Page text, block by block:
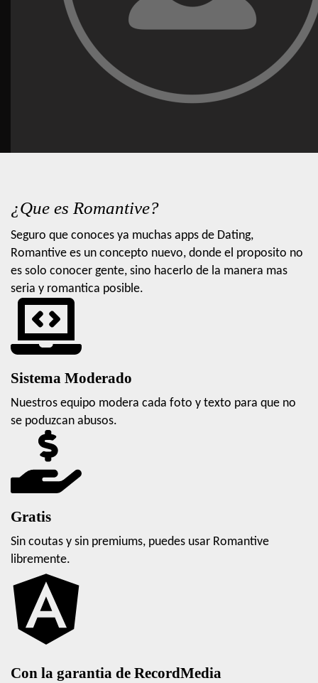
¿Que es Romantive?
Seguro que conoces ya muchas apps de Dating,
Romantive es un concepto nuevo, donde el proposito no
es solo conocer gente, sino hacerlo de la manera mas
seria y romantica posible.
Sistema Moderado
Nuestros equipo modera cada foto y texto para que no
se poduzcan abusos.
Gratis
Sin coutas y sin premiums, puedes usar Romantive
libremente.
Con la garantia de RecordMedia